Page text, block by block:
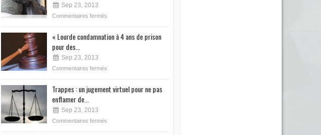
Sep 23, 2013
Commentaires fermés
« Lourde condamnation à 4 ans de prison
pour des...
Sep 23, 2013
Commentaires fermés
Trappes : un jugement virtuel pour ne pas
enflamer de...
Sep 23, 2013
Commentaires fermés